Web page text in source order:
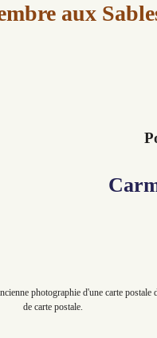
aux
photographie d'une carte postale
de carte postale.